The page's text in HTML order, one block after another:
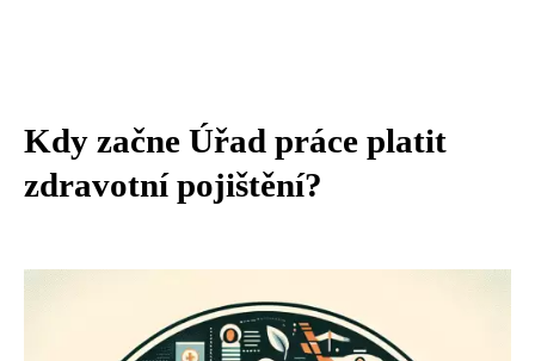
Kdy začne Úřad práce platit
zdravotní pojištění?